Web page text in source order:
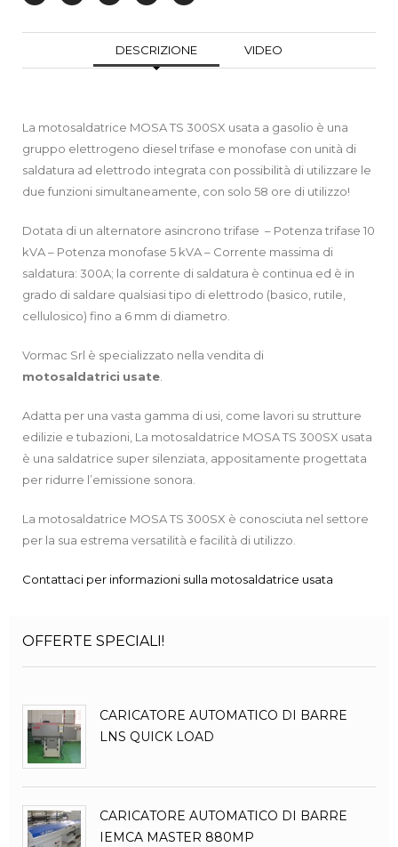
DESCRIZIONE VIDEO
La motosaldatrice MOSA TS 300SX usata a gasolio è una
gruppo elettrogeno diesel trifase e monofase con unità di
saldatura ad elettrodo integrata con possibilità di utilizzare le
due funzioni simultaneamente, con solo 58 ore di utilizzo!
Dotata di un alternatore asincrono trifase – Potenza trifase 10
kVA – Potenza monofase 5 kVA – Corrente massima di
saldatura: 300A; la corrente di saldatura è continua ed è in
grado di saldare qualsiasi tipo di elettrodo (basico, rutile,
cellulosico) fino a 6 mm di diametro.
Vormac Srl è specializzato nella vendita di
motosaldatrici usate
Adatta per una vasta gamma di usi, come lavori su strutture
edilizie e tubazioni, La motosaldatrice MOSA TS 300SX usata
è una saldatrice super silenziata, appositamente progettata
per ridurre l’emissione sonora.
La motosaldatrice MOSA TS 300SX è conosciuta nel settore
per la sua estrema versatilità e facilità di utilizzo.
Contattaci per informazioni sulla motosaldatrice usata
OFFERTE SPECIALI!
CARICATORE AUTOMATICO DI BARRE
LNS QUICK LOAD
CARICATORE AUTOMATICO DI BARRE
IEMCA MASTER 880MP